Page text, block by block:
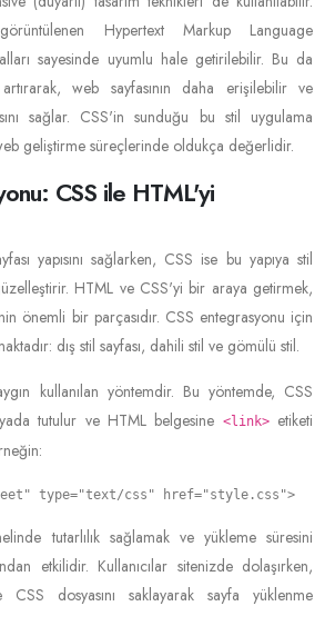
Hypertext Markup Language
sayesinde uyumlu hale getirilebilir. Bu da
artırarak, web sayfasının daha erişilebilir ve
sağlar. CSS'in sunduğu bu stil uygulama
geliştirme süreçlerinde oldukça değerlidir.
CSS ile HTML'yi
yapısını sağlarken, CSS ise bu yapıya stil
HTML ve CSS'yi bir araya getirmek,
önemli bir parçasıdır. CSS entegrasyonu için
dış stil sayfası, dahili stil ve gömülü stil.
kullanılan yöntemdir. Bu yöntemde, CSS
tutulur ve HTML belgesine <link>etiketi
type="text/css" href="style.css">
tutarlılık sağlamak ve yükleme süresini
etkilidir. Kullanıcılar sitenizde dolaşırken,
CSS dosyasını saklayarak sayfa yüklenme